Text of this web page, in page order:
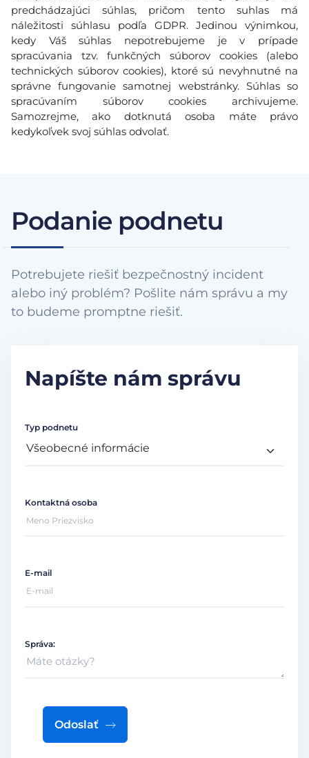
predchádzajúci súhlas, pričom tento suhlas má
náležitosti súhlasu podľa GDPR. Jedinou výnimkou,
kedy Váš súhlas nepotrebujeme je v prípade
spracúvania tzv. funkčných súborov cookies (alebo
technických súborov cookies), ktoré sú nevyhnutné na
správne fungovanie samotnej webstránky. Súhlas so
spracúvaním súborov cookies archivujeme.
Samozrejme, ako dotknutá osoba máte právo
kedykoľvek svoj súhlas odvolať.
Podanie podnetu
Potrebujete riešiť bezpečnostný incident
alebo iný problém? Pošlite nám správu a my
to budeme promptne riešiť.
Napíšte nám správu
Typ podnetu
Kontaktná osoba
E-mail
Správa:
Odoslať